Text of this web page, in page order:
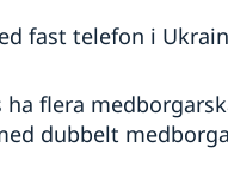
fast telefon i
flera
dubbelt